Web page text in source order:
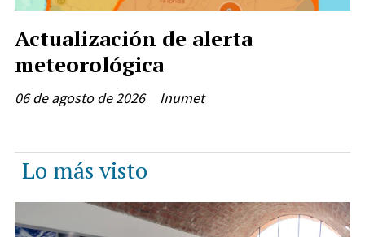
Actualización de alerta
meteorológica
Inumet
06 de agosto de 2026
Lo más visto